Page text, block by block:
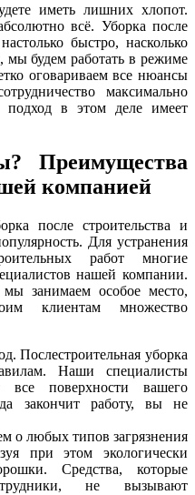
иметь лишних хлопот.
всё. Уборка после
быстро, насколько
мы будем работать в режиме
оговариваем все нюансы
максимально
в этом деле имеет
Преимущества
компанией
после строительства и
Для устранения
работ многие
нашей компании.
занимаем особое место,
клиентам множество
Послестроительная уборка
Наши специалисты
все поверхности вашего
закончит работу, вы не
о любых типов загрязнения
при этом экологически
Средства, которые
не вызывают